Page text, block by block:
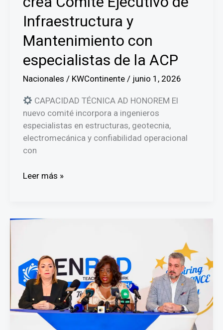
Infraestructura y
Mantenimiento con
especialistas de la ACP
Nacionales / KWContinente / junio 1, 2026
CAPACIDAD TÉCNICA AD HONOREM El
nuevo comité incorpora a ingenieros
especialistas en estructuras, geotecnia,
electromecánica y confiabilidad operacional
con
Caja
de
Infraestructura
y
Mantenimiento
con
especialistas
Leer más »